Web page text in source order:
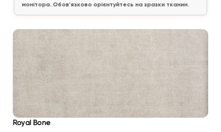
монітора. Обов'язково орієнтуйтесь на зразки тканин.
Royal Bone